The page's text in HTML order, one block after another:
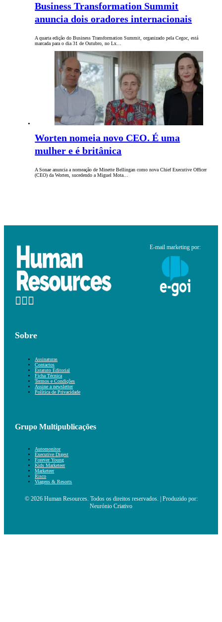
Business Transformation Summit
anuncia dois oradores internacionais
A quarta edição do Business Transformation Summit, organizado pela Cegoc, está
marcada para o dia 31 de Outubro, no Lx…
Worten nomeia novo CEO. É uma
mulher e é britânica
A Sonae anuncia a nomeação de Minette Bellingan como nova Chief Executive Officer
(CEO) da Worten, sucedendo a Miguel Mota…
E-mail marketing por:
Sobre
Assinaturas
Contactos
Estatuto Editorial
Ficha Técnica
Termos e Condições
Assine a newsletter
Política de Privacidade
Grupo Multipublicações
Automonitor
Executive Digest
Forever Young
Kids Marketeer
Marketeer
Risco
Viagens & Resorts
© 2026 Human Resources. Todos os direitos reservados. | Produzido por:
Neurónio Criativo